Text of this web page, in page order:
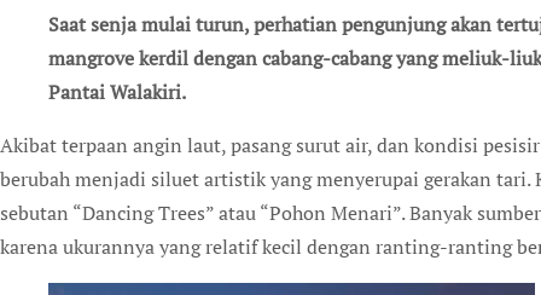
Saat senja mulai turun, perhatian pengunjung akan tertuju ke sisi kiri pantai. Di sana tumbuh deretan
mangrove kerdil dengan cabang-cabang yang meliuk-
Pantai Walakiri.
Akibat terpaan angin laut, pasang surut air, dan kondisi
berubah menjadi siluet artistik yang menyerupai gerakan
sebutan “Dancing Trees” atau “Pohon Menari”. Banyak
karena ukurannya yang relatif kecil dengan ranting-ranting